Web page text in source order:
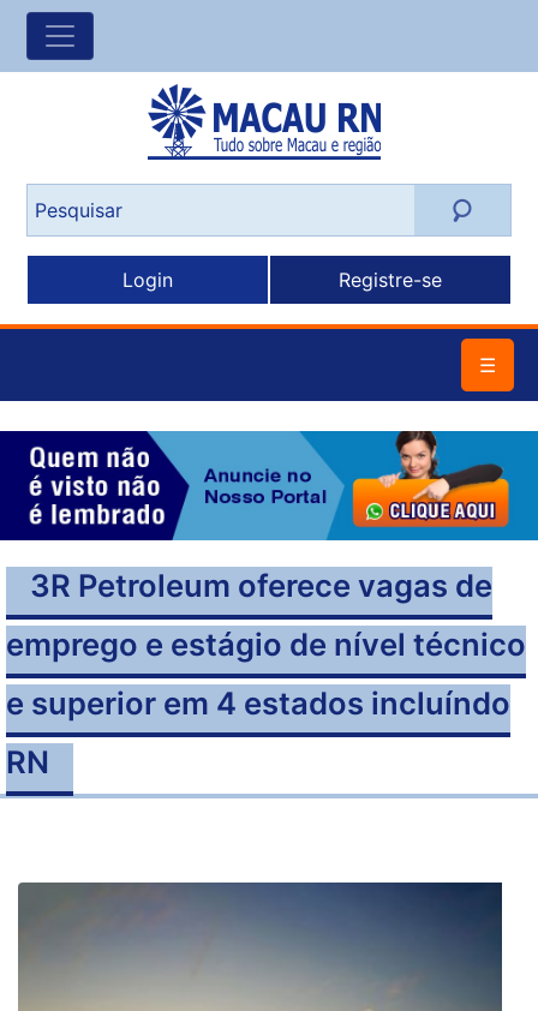
Login Registre-se
☰
3R Petroleum oferece vagas de
emprego e estágio de nível técnico
e superior em 4 estados incluíndo
RN